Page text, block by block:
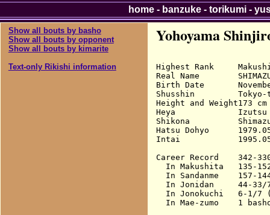
Show all bouts by basho
Show all bouts by opponent
Show all bouts by kimarite
Text-only Rikishi information
Yohoyama
Highest Rank
Real Name
Birth Date
Shusshin         Tokyo-
Height and Weight173
Heya             Izutsu
Shikona
Hatsu Dohyo
Intai
Career Record    342-
In Makushita   135-
In Sandanme    157-
In Jonidan     44-33/
In Jonokuchi   6-1/7
In Mae-zumo    1
home- banzuke- torikumi-